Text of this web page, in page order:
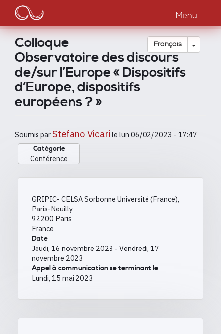
contenu
principal
Main
navigation
Menu
Français Toggle
Colloque
Observatoire des discours
de/sur l’Europe « Dispositifs
d’Europe, dispositifs
européens ? »
Soumis parStefano Vicari le lun 06/02/2023 - 17:47
Catégorie
Conférence
GRIPIC- CELSA Sorbonne Université (France),
Paris-Neuilly
92200 Paris
France
Date
Jeudi, 16 novembre 2023 - Vendredi, 17
novembre 2023
Appel à communication se terminant le
Lundi, 15 mai 2023